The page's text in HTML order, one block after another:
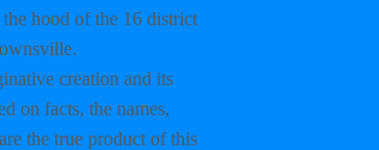
hood of the 16 district
creation and its
on facts, the names,
the true product of this